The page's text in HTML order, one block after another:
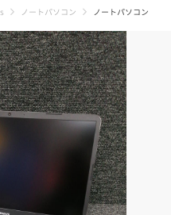
ノートパソコン ノートパソコン